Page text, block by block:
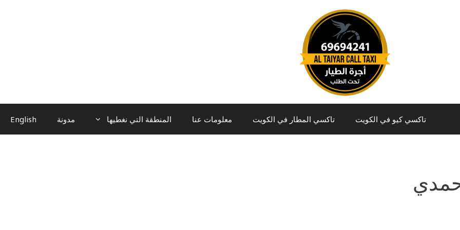
تاكسي كيو في الكويت تاكسي المطار في الكويت معلومات عنا المنطقة التي نغطيها مدونة English